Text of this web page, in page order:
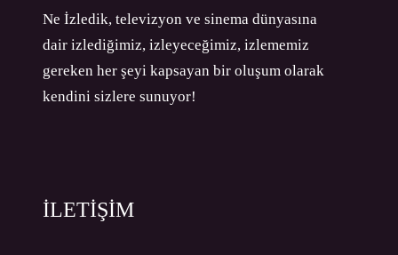
Ne İzledik, televizyon ve sinema dünyasına
dair izlediğimiz, izleyeceğimiz, izlememiz
gereken her şeyi kapsayan bir oluşum olarak
kendini sizlere sunuyor!
İLETİŞİM